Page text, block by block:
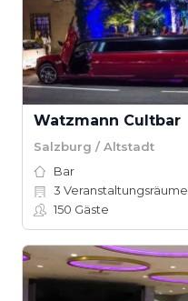
Watzmann Cultbar
Salzburg / Altstadt
Bar
3 Veranstaltungsräume
150 Gäste